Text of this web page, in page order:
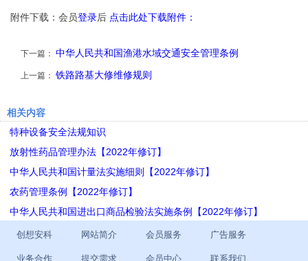
附件下载：会员登录后 点击此处下载附件：
下一篇： 中华人民共和国渔港水域交通安全管理条例
上一篇： 铁路路基大修维修规则
相关内容
特种设备安全法规知识
放射性药品管理办法【2022年修订】
中华人民共和国计量法实施细则【2022年修订】
农药管理条例【2022年修订】
中华人民共和国进出口商品检验法实施条例【2022年修订】
创想安科 网站简介 会员服务 广告服务
业务合作 提交需求 会员中心 联系我们